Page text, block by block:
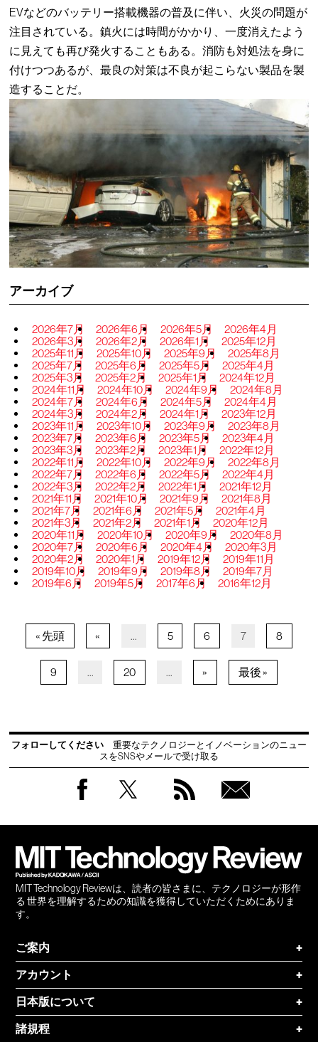
EVなどのバッテリー搭載機器の普及に伴い、火災の問題が
注目されている。鎮火には時間がかかり、一度消えたよう
に見えても再び発火することもある。消防も対処法を身に
付けつつあるが、最良の対策は不良が起こらない製品を製
造することだ。
アーカイブ
2026年7月 2026年6月 2026年5月
2026年4月
2026年3月
2026年2月 2026年1月
2025年12月
2025年11月
2025年10月 2025年9月
2025年8月
2025年7月
2025年6月 2025年5月
2025年4月
2025年3月
2025年2月 2025年1月
2024年12月
2024年11月
2024年10月 2024年9月
2024年8月
2024年7月
2024年6月 2024年5月
2024年4月
2024年3月
2024年2月 2024年1月
2023年12月
2023年11月
2023年10月 2023年9月
2023年8月
2023年7月
2023年6月 2023年5月
2023年4月
2023年3月
2023年2月 2023年1月
2022年12月
2022年11月
2022年10月 2022年9月
2022年8月
2022年7月
2022年6月 2022年5月
2022年4月
2022年3月
2022年2月 2022年1月
2021年12月
2021年11月
2021年10月 2021年9月
2021年8月
2021年7月
2021年6月 2021年5月
2021年4月
2021年3月
2021年2月 2021年1月
2020年12月
2020年11月
2020年10月 2020年9月
2020年8月
2020年7月
2020年6月 2020年4月
2020年3月
2020年2月
2020年1月 2019年12月
2019年11月
2019年10月
2019年9月 2019年8月
2019年7月
2019年6月
2019年5月 2017年6月 2016年12月
« 先頭 « ... 5 6 7 8
9 ... 20 ... » 最後 »
フォローしてください
重要なテクノロジーとイノベーションのニュー
スをSNSやメールで受け取る
MIT Technology Reviewは、読者の皆さまに、テクノロジーが形作
る 世界を理解するための知識を獲得していただくためにありま
す。
ご案内
+
アカウント
+
日本版について
+
諸規程
+